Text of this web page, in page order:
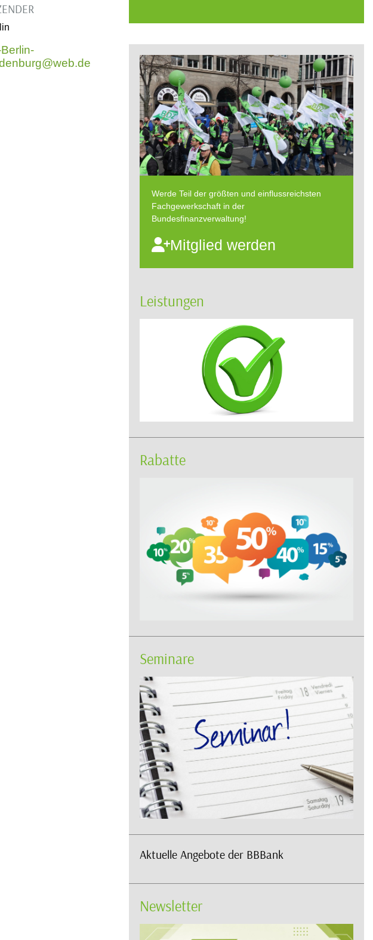
Werde Teil der größten und einflussreichsten
Fachgewerkschaft in der
Bundesfinanzverwaltung!
Mitglied werden
Leistungen
Rabatte
Seminare
Aktuelle Angebote der BBBank
Newsletter